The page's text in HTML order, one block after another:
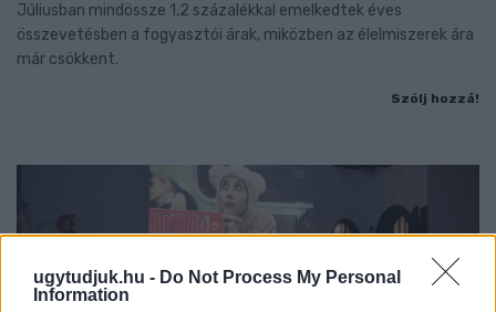
ugytudjuk.hu - Do Not Process My Personal
Information
Júliusban mindössze 1,2 százalékkal emelkedtek éves
összevetésben a fogyasztói árak, miközben az élelmiszerek ára
már csökkent.
Szólj hozzá!